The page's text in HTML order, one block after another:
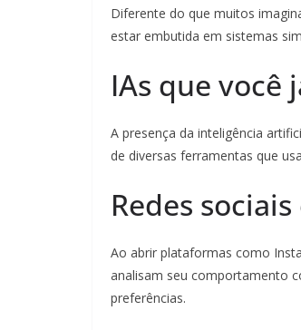
Diferente do que muitos
estar embutida em sistemas
IAs que você
A presença da inteligência
de diversas ferramentas que
Redes
Ao abrir plataformas como
analisam seu comportamento
preferências.